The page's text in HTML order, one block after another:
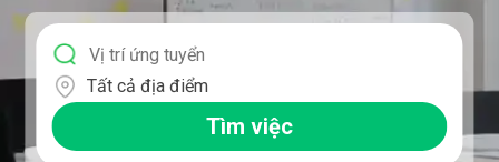
Tất cả địa điểm
Tìm việc